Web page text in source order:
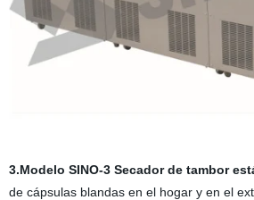
3.Modelo SINO-3 Secador de tambor
de cápsulas blandas en el hogar y en el